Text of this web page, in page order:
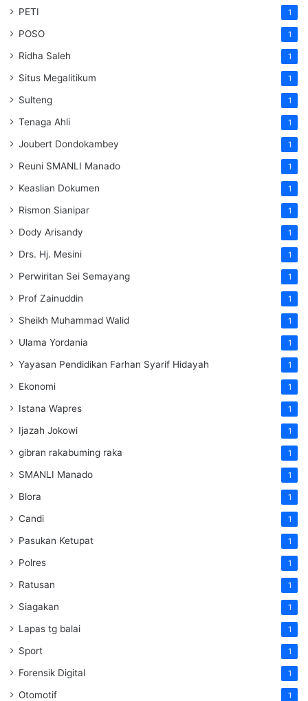
PETI 1
POSO 1
Ridha Saleh 1
Situs Megalitikum 1
Sulteng 1
Tenaga Ahli 1
Joubert Dondokambey 1
Reuni SMANLI Manado 1
Keaslian Dokumen 1
Rismon Sianipar 1
Dody Arisandy 1
Drs. Hj. Mesini 1
Perwiritan Sei Semayang 1
Prof Zainuddin 1
Sheikh Muhammad Walid 1
Ulama Yordania 1
Yayasan Pendidikan Farhan Syarif Hidayah 1
Ekonomi 1
Istana Wapres 1
Ijazah Jokowi 1
gibran rakabuming raka 1
SMANLI Manado 1
Blora 1
Candi 1
Pasukan Ketupat 1
Polres 1
Ratusan 1
Siagakan 1
Lapas tg balai 1
Sport 1
Forensik Digital 1
Otomotif 1